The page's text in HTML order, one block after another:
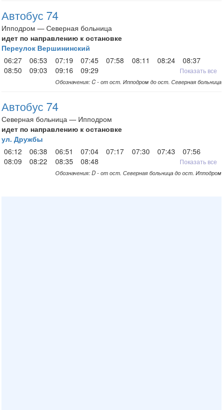
Автобус 74
Ипподром — Северная больница
идет по направлению к остановке
Переулок Вершининский
06:27
06:53 07:19 07:45 07:58 08:11 08:24
08:37
08:50
09:03 09:16 09:29 Показать все
Обозначения: C - от ост. Ипподром до ост. Северная больница
Автобус 74
Северная больница — Ипподром
идет по направлению к остановке
ул. Дружбы
06:12
06:38 06:51 07:04 07:17 07:30 07:43
07:56
08:09
08:22 08:35 08:48 Показать все
Обозначения: D - от ост. Северная больница до ост. Ипподром